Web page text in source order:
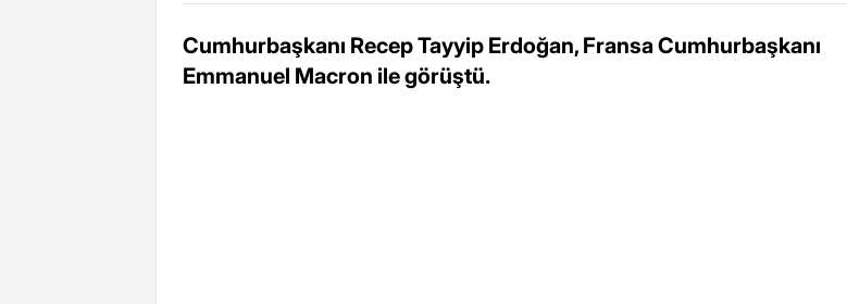
Cumhurbaşkanı Recep Tayyip Erdoğan, Fransa Cumhurbaşkanı
Emmanuel Macron ile görüştü.